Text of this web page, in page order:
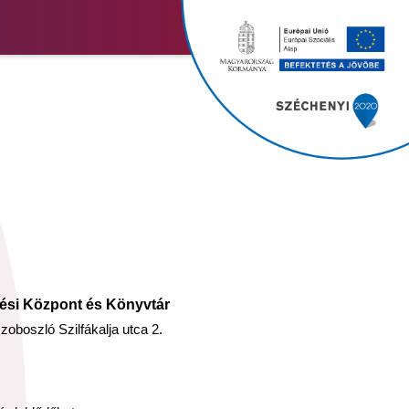
Központ és Könyvtár
Szilfákalja utca 2.